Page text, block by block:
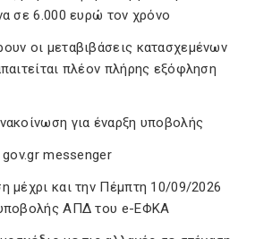
σε 6.000 ευρώ τον χρόνο
οι μεταβιβάσεις κατασχεμένων
πλέον πλήρης εξόφληση
για έναρξη υποβολής
gov.gr messenger
μέχρι και την Πέμπτη 10/09/2026
ΑΠΔ του e-ΕΦΚΑ